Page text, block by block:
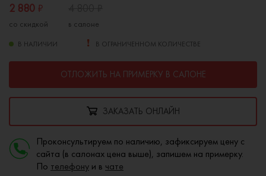
2 880 ₽
со скидкой в салоне
В НАЛИЧИИ В ОГРАНИЧЕННОМ КОЛИЧЕСТВЕ
ОТЛОЖИТЬ НА ПРИМЕРКУ В САЛОНЕ
ЗАКАЗАТЬ ОНЛАЙН
Проконсультируем по наличию, зафиксируем цену с
сайта (в салонах цена выше), запишем на примерку.
По телефону и в чате